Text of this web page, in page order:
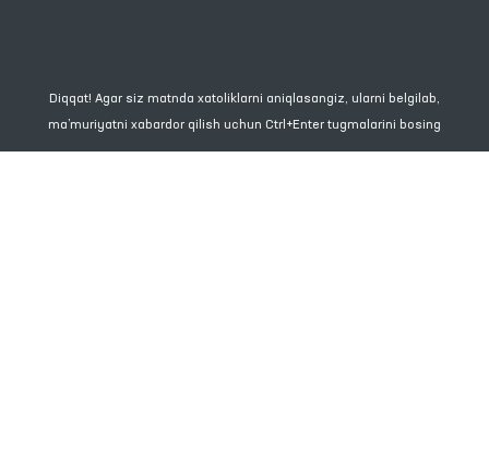
Diqqat! Agar siz matnda xatoliklarni aniqlasangiz, ularni belgilab,
ma’muriyatni xabardor qilish uchun Ctrl+Enter tugmalarini bosing